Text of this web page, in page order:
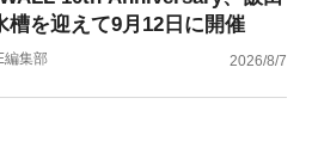
槽を迎えて9月12日に開催
編集部 2026/8/7